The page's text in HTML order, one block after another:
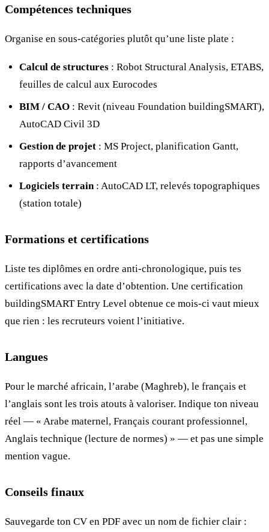
Compétences techniques
Organise en sous-catégories plutôt qu’une liste plate :
Calcul de structures : Robot Structural Analysis, ETABS,
feuilles de calcul aux Eurocodes
BIM / CAO : Revit (niveau Foundation buildingSMART),
AutoCAD Civil 3D
Gestion de projet : MS Project, planification Gantt,
rapports d’avancement
Logiciels terrain: AutoCAD LT, relevés topographiques
(station totale)
Formations et certifications
Liste tes diplômes en ordre anti-chronologique, puis tes
certifications avec la date d’obtention. Une certification
buildingSMART Entry Level obtenue ce mois-ci vaut mieux
que rien : les recruteurs voient l’initiative.
Langues
Pour le marché africain, l’arabe (Maghreb), le français et
l’anglais sont les trois atouts à valoriser. Indique ton niveau
réel — « Arabe maternel, Français courant professionnel,
Anglais technique (lecture de normes) » — et pas une simple
mention vague.
Conseils finaux
Sauvegarde ton CV en PDF avec un nom de fichier clair :